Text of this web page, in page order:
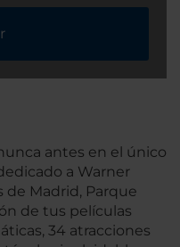
antes en el único
a Warner
de Madrid, Parque
de tus películas
34 atracciones